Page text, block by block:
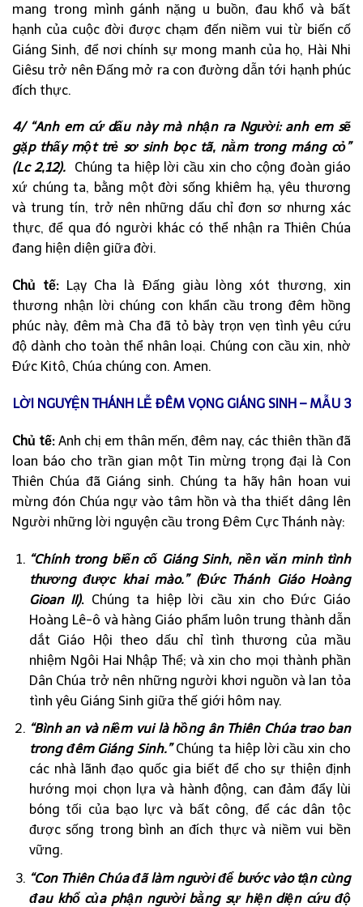
mang trong mình gánh nặng u buồn, đau khổ và bất
hạnh của cuộc đời được chạm đến niềm vui từ biến cố
Giáng Sinh, để nơi chính sự mong manh của họ, Hài Nhi
Giêsu trở nên Đấng mở ra con đường dẫn tới hạnh phúc
đích thực.
4/ “Anh em cứ dấu này mà nhận ra Người: anh em sẽ
gặp thấy một trẻ sơ sinh bọc tã, nằm trong máng cỏ”
(Lc 2,12). Chúng ta hiệp lời cầu xin cho cộng đoàn giáo
xứ chúng ta, bằng một đời sống khiêm hạ, yêu thương
và trung tín, trở nên những dấu chỉ đơn sơ nhưng xác
thực, để qua đó người khác có thể nhận ra Thiên Chúa
đang hiện diện giữa đời.
Chủ tế: Lạy Cha là Đấng giàu lòng xót thương, xin
thương nhận lời chúng con khẩn cầu trong đêm hồng
phúc này, đêm mà Cha đã tỏ bày trọn vẹn tình yêu cứu
độ dành cho toàn thể nhân loại. Chúng con cầu xin, nhờ
Đức Kitô, Chúa chúng con. Amen.
LỜI NGUYỆN THÁNH LỄ ĐÊM VỌNG GIÁNG SINH – MẪU 3
Chủ tế: Anh chị em thân mến, đêm nay, các thiên thần đã
loan báo cho trần gian một Tin mừng trọng đại là Con
Thiên Chúa đã Giáng sinh. Chúng ta hãy hân hoan vui
mừng đón Chúa ngự vào tâm hồn và tha thiết dâng lên
Người những lời nguyện cầu trong Đêm Cực Thánh này:
“Chính trong biến cố Giáng Sinh, nền văn minh tình
thương được khai mào.” (Đức Thánh Giáo Hoàng
Gioan II). Chúng ta hiệp lời cầu xin cho Đức Giáo
Hoàng Lê-ô và hàng Giáo phẩm luôn trung thành dẫn
dắt Giáo Hội theo dấu chỉ tình thương của mầu
nhiệm Ngôi Hai Nhập Thể; và xin cho mọi thành phần
Dân Chúa trở nên những người khơi nguồn và lan tỏa
tình yêu Giáng Sinh giữa thế giới hôm nay.
“Bình an và niềm vui là hồng ân Thiên Chúa trao ban
trong đêm Giáng Sinh.”Chúng ta hiệp lời cầu xin cho
các nhà lãnh đạo quốc gia biết để cho sự thiện định
hướng mọi chọn lựa và hành động, can đảm đẩy lùi
bóng tối của bạo lực và bất công, để các dân tộc
được sống trong bình an đích thực và niềm vui bền
vững.
“Con Thiên Chúa đã làm người để bước vào tận cùng
đau khổ của phận người bằng sự hiện diện cứu độ